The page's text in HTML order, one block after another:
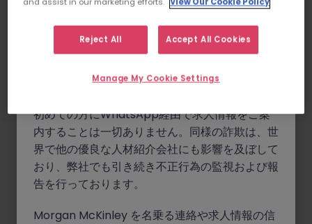
IT監査業務および継続的モニタリングを通じて、内部統制環
境の評価と強化をリード。リスクの特定と影響評価を行い、
ステークホルダーと連携してITリスクマネジメントと統制の
有効性向上に直接貢献できる、やりがいのあるポジションで
主な業務内容
IT監査や継続的モニタリングを主導し、コントロールの
有効性を評価
リスクの特定・評価、優先度の設定・対処
確に説明、リスク文化の強化に努めること
www.morganmckinley.com）および正規の
連絡手段（@morganmckinley.comで終わる
メールアドレス、LinkedIn、または弊社オフィ
初めての方にWhatsApp経由で求人情報をご案
内することは一切ありません。同様の詐欺は、世
界で他の優良な人材紹介会社にも影響を及ぼして
おり、弊社でも引き続き不正行為の監視および報
告を行っております。
Morgan McKinley を名乗る連絡や求人情報の信
Reject All Accept All Cookies
Manage My Cookie Settings